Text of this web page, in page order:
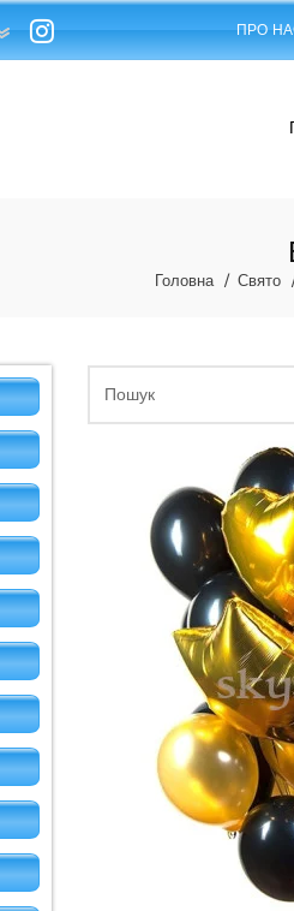
ПРО
Головна Свято